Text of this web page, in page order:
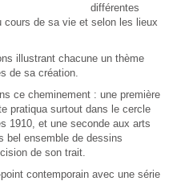
différentes
cours de sa vie et selon les lieux
illustrant chacune un thème
de sa création.
ce cheminement : une première
pratiqua surtout dans le cercle
1910, et une seconde aux arts
bel ensemble de dessins
de son trait.
contemporain avec une série